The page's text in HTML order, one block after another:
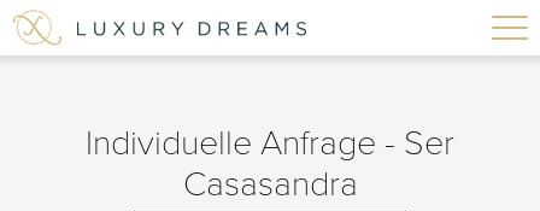
Individuelle Anfrage - Ser
Casasandra